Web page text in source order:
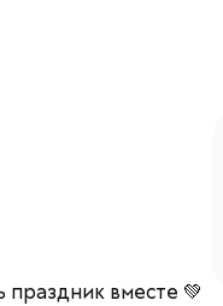
праздник вместе 💚